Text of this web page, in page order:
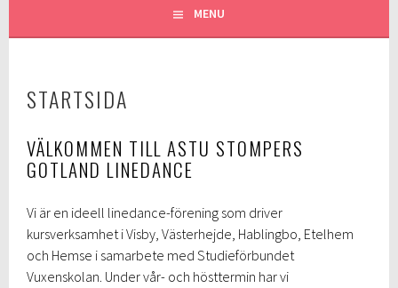
MENU
STARTSIDA
VÄLKOMMEN TILL ASTU STOMPERS
GOTLAND LINEDANCE
Vi är en ideell linedance-förening som driver
kursverksamhet i Visby, Västerhejde, Hablingbo, Etelhem
och Hemse i samarbete med Studieförbundet
Vuxenskolan. Under vår- och hösttermin har vi